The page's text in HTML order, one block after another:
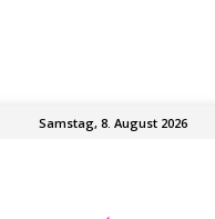
Samstag, 8. August 2026